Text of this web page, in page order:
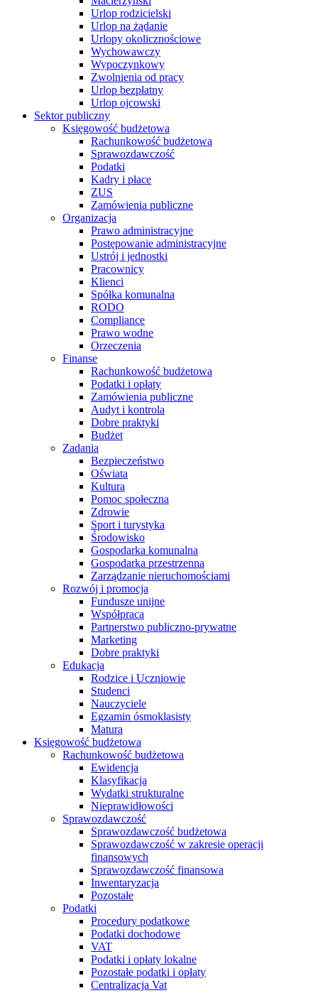
Urlop rodzicielski
Urlop na żądanie
Urlopy okolicznościowe
Wychowawczy
Wypoczynkowy
Zwolnienia od pracy
Urlop bezpłatny
Urlop ojcowski
Sektor publiczny
Księgowość budżetowa
Rachunkowość budżetowa
Sprawozdawczość
Podatki
Kadry i płace
ZUS
Zamówienia publiczne
Organizacja
Prawo administracyjne
Postępowanie administracyjne
Ustrój i jednostki
Pracownicy
Klienci
Spółka komunalna
RODO
Compliance
Prawo wodne
Orzeczenia
Finanse
Rachunkowość budżetowa
Podatki i opłaty
Zamówienia publiczne
Audyt i kontrola
Dobre praktyki
Budżet
Zadania
Bezpieczeństwo
Oświata
Kultura
Pomoc społeczna
Zdrowie
Sport i turystyka
Środowisko
Gospodarka komunalna
Gospodarka przestrzenna
Zarządzanie nieruchomościami
Rozwój i promocja
Fundusze unijne
Współpraca
Partnerstwo publiczno-prywatne
Marketing
Dobre praktyki
Edukacja
Rodzice i Uczniowie
Studenci
Nauczyciele
Egzamin ósmoklasisty
Matura
Księgowość budżetowa
Rachunkowość budżetowa
Ewidencja
Klasyfikacja
Wydatki strukturalne
Nieprawidłowości
Sprawozdawczość
Sprawozdawczość budżetowa
Sprawozdawczość w zakresie operacji
finansowych
Sprawozdawczość finansowa
Inwentaryzacja
Pozostałe
Podatki
Procedury podatkowe
Podatki dochodowe
VAT
Podatki i opłaty lokalne
Pozostałe podatki i opłaty
Centralizacja Vat